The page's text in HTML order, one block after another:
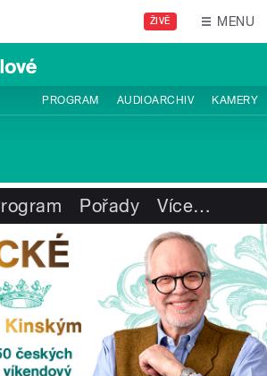
ŽIVĚ MENU
PROGRAM AUDIOARCHIV KAMERY
Pořady Více…